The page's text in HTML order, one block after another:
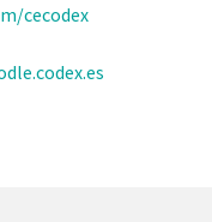
cecodex